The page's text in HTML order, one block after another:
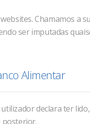
Chamamos a
ser imputadas
Alimentar
declara ter
posterior.